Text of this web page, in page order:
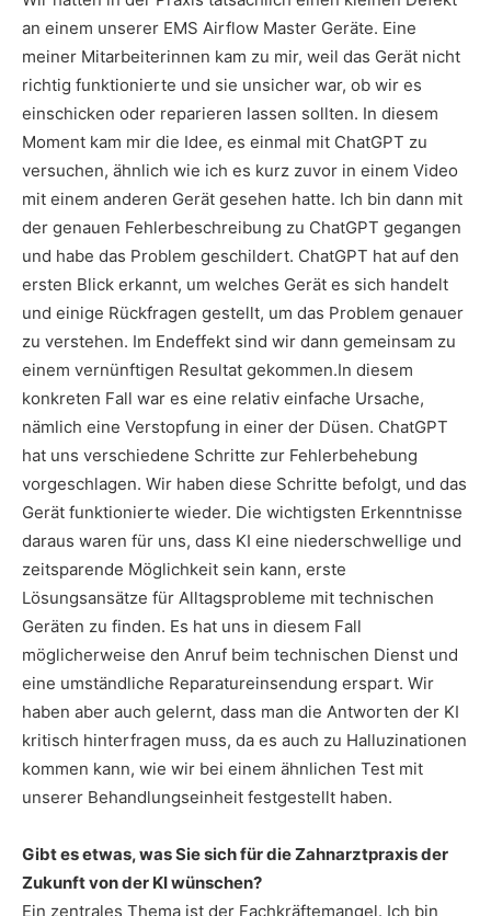
an einem unserer EMS Airflow Master Geräte. Eine
meiner Mitarbeiterinnen kam zu mir, weil das Gerät nicht
richtig funktionierte und sie unsicher war, ob wir es
einschicken oder reparieren lassen sollten. In diesem
Moment kam mir die Idee, es einmal mit ChatGPT zu
versuchen, ähnlich wie ich es kurz zuvor in einem Video
mit einem anderen Gerät gesehen hatte. Ich bin dann mit
der genauen Fehlerbeschreibung zu ChatGPT gegangen
und habe das Problem geschildert. ChatGPT hat auf den
ersten Blick erkannt, um welches Gerät es sich handelt
und einige Rückfragen gestellt, um das Problem genauer
zu verstehen. Im Endeffekt sind wir dann gemeinsam zu
einem vernünftigen Resultat gekommen.In diesem
konkreten Fall war es eine relativ einfache Ursache,
nämlich eine Verstopfung in einer der Düsen. ChatGPT
hat uns verschiedene Schritte zur Fehlerbehebung
vorgeschlagen. Wir haben diese Schritte befolgt, und das
Gerät funktionierte wieder. Die wichtigsten Erkenntnisse
daraus waren für uns, dass KI eine niederschwellige und
zeitsparende Möglichkeit sein kann, erste
Lösungsansätze für Alltagsprobleme mit technischen
Geräten zu finden. Es hat uns in diesem Fall
möglicherweise den Anruf beim technischen Dienst und
eine umständliche Reparatureinsendung erspart. Wir
haben aber auch gelernt, dass man die Antworten der KI
kritisch hinterfragen muss, da es auch zu Halluzinationen
kommen kann, wie wir bei einem ähnlichen Test mit
unserer Behandlungseinheit festgestellt haben.
Gibt es etwas, was Sie sich für die Zahnarztpraxis der
Zukunft von der KI wünschen?
Ein zentrales Thema ist der Fachkräftemangel. Ich bin